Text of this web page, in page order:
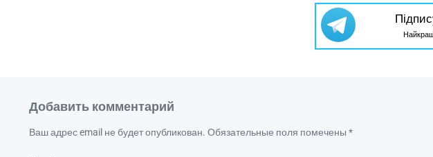
Добавить комментарий
Ваш адрес email не будет опубликован. Обязательные поля помечены *